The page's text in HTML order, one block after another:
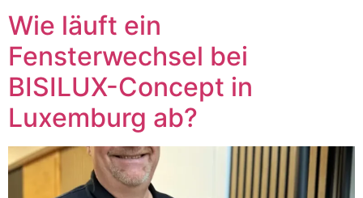
Wie läuft ein
Fensterwechsel bei
BISILUX-Concept in
Luxemburg ab?